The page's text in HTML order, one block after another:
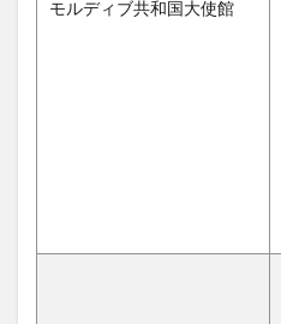
モルディブ共和国大使館